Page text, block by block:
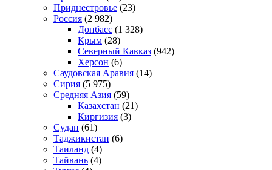
Приднестровье (23)
Россия (2 982)
Донбасс (1 328)
Крым (28)
Северный Кавказ (942)
Херсон (6)
Саудовская Аравия (14)
Сирия (5 975)
Средняя Азия (59)
Казахстан (21)
Киргизия (3)
Судан (61)
Таджикистан (6)
Таиланд (4)
Тайвань (4)